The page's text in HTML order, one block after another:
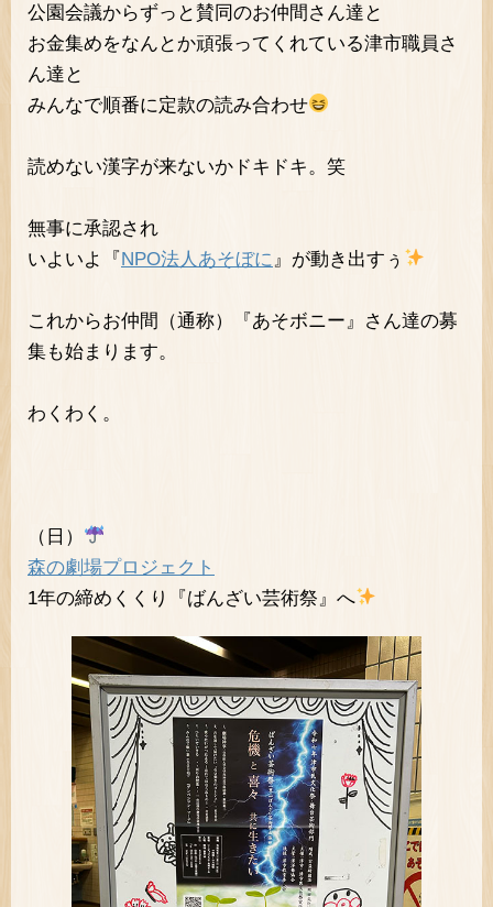
公園会議からずっと賛同のお仲間さん達と
お金集めをなんとか頑張ってくれている津市職員さ
ん達と
みんなで順番に定款の読み合わせ
読めない漢字が来ないかドキドキ。笑
無事に承認され
いよいよ『NPO法人あそぼに 』が動き出すぅ
これからお仲間（通称）『あそボニー』さん達の募
集も始まります。
わくわく。
（日）
森の劇場プロジェクト
1年の締めくくり『ばんざい芸術祭』へ